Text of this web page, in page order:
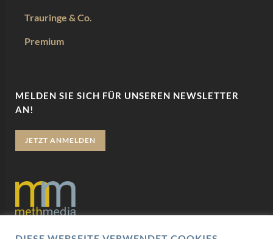
Trauringe & Co.
Premium
MELDEN SIE SICH FÜR UNSEREN NEWSLETTER
AN!
JETZT ANMELDEN